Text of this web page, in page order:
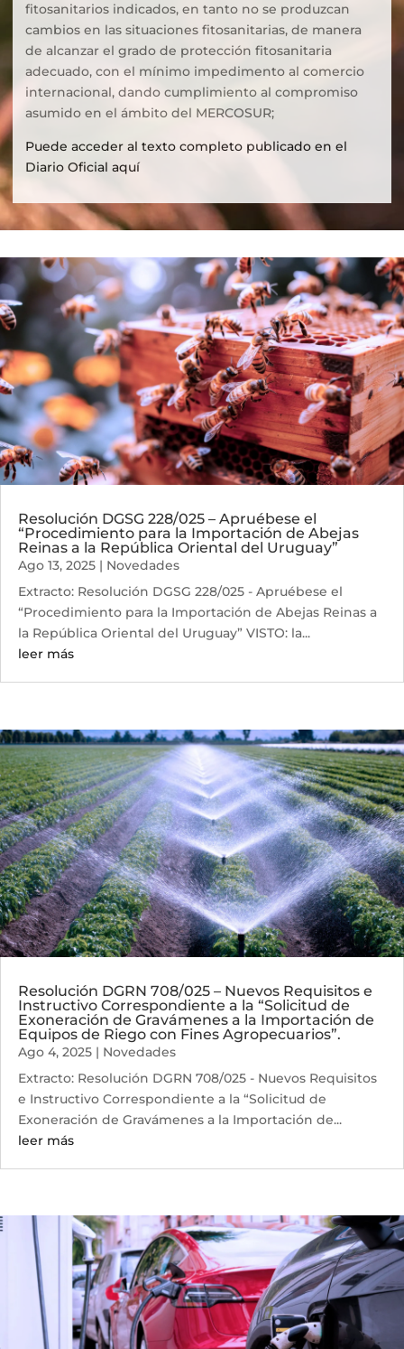
fitosanitarios indicados, en tanto no se produzcan
cambios en las situaciones fitosanitarias, de manera
de alcanzar el grado de protección fitosanitaria
adecuado, con el mínimo impedimento al comercio
internacional, dando cumplimiento al compromiso
asumido en el ámbito del MERCOSUR;
Puede acceder al texto completo publicado en el
Diario Oficial aquí
Resolución DGSG 228/025 – Apruébese el
“Procedimiento para la Importación de Abejas
Reinas a la República Oriental del Uruguay”
Ago 13, 2025 | Novedades
Extracto: Resolución DGSG 228/025 - Apruébese el
“Procedimiento para la Importación de Abejas Reinas a
la República Oriental del Uruguay” VISTO: la...
leer más
Resolución DGRN 708/025 – Nuevos Requisitos e
Instructivo Correspondiente a la “Solicitud de
Exoneración de Gravámenes a la Importación de
Equipos de Riego con Fines Agropecuarios”.
Ago 4, 2025 | Novedades
Extracto: Resolución DGRN 708/025 - Nuevos Requisitos
e Instructivo Correspondiente a la “Solicitud de
Exoneración de Gravámenes a la Importación de...
leer más